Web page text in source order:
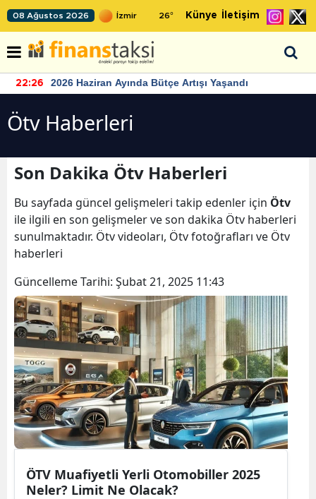
08 Ağustos 2026 26° Künye İletişim
22:26 2026 Haziran Ayında Bütçe Artışı Yaşandı
Ötv Haberleri
Son Dakika Ötv Haberleri
Bu sayfada güncel gelişmeleri takip edenler için Ötv
ile ilgili en son gelişmeler ve son dakika Ötv haberleri
sunulmaktadır. Ötv videoları, Ötv fotoğrafları ve Ötv
haberleri
Güncelleme Tarihi: Şubat 21, 2025 11:43
ÖTV Muafiyetli Yerli Otomobiller 2025
Neler? Limit Ne Olacak?